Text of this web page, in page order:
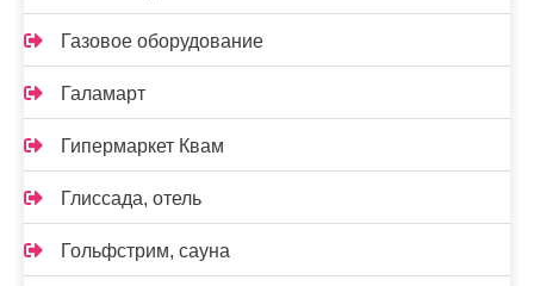
Газовое оборудование
Галамарт
Гипермаркет Квам
Глиссада, отель
Гольфстрим, сауна